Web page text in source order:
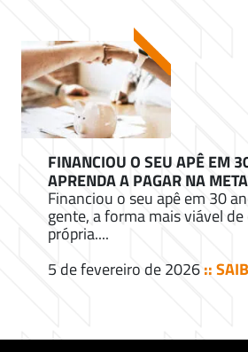
FINANCIOU O SEU APÊ EM
APRENDA A PAGAR NA
Financiou o seu apê em 30
gente, a forma mais viável
própria....
5 de fevereiro de 2026::